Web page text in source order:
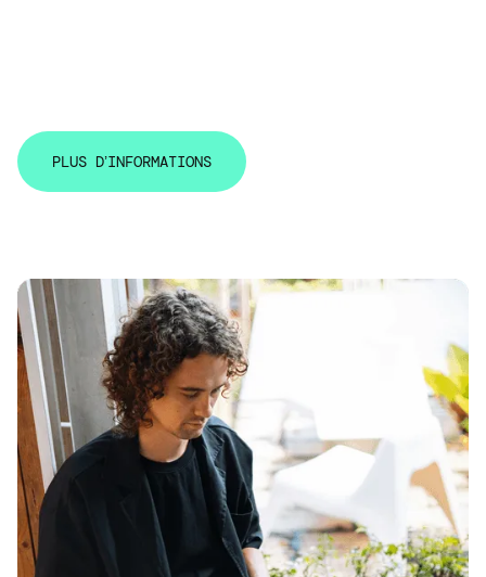
P
P
L
L
U
U
S
S
D
D
’
’
I
I
N
N
F
F
O
O
R
R
M
M
A
A
T
T
I
I
O
O
N
N
S
S